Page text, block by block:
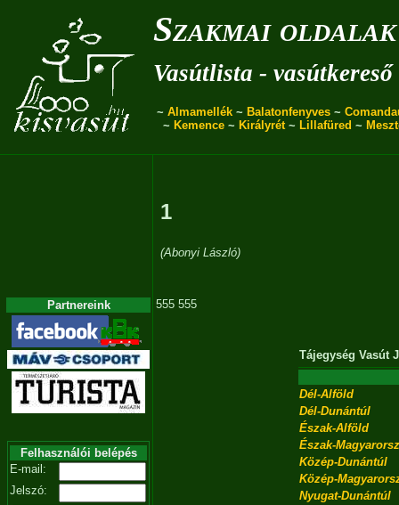
Szakmai oldalak
Vasútlista - vasútkereső
~ Almamellék ~ Balatonfenyves ~
~ Kemence~ Királyrét~ Lillafüred ~
Partnereink
Felhasználói belépés
E-mail:
Jelszó:
1
(Abonyi László)
555 555
Tájegység Vasút
Dél-Alföld
Dél-Dunántúl
Észak-Alföld
Észak-
Közép-Dunántúl
Közép-
Nyugat-Dunántúl